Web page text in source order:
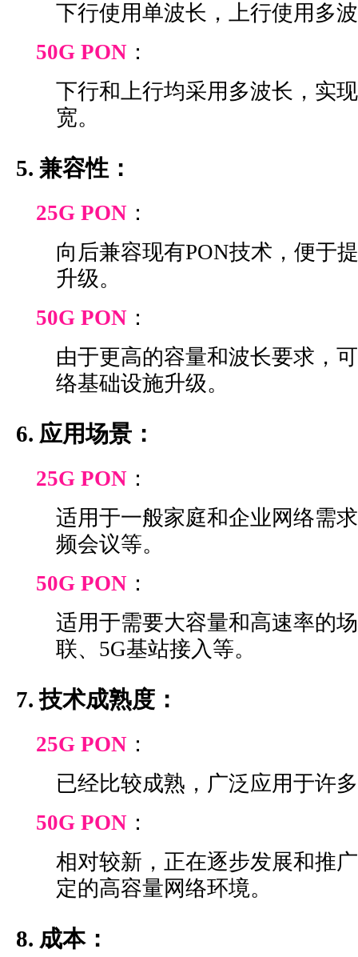
下行使用单波长，上行使用多
50G PON ：
下行和上行均采用多波长，实
宽。
5. 兼容性：
25G PON ：
向后兼容现有PON技术，便于
升级。
50G PON ：
由于更高的容量和波长要求，
络基础设施升级。
6. 应用场景：
25G PON ：
适用于一般家庭和企业网络需
频会议等。
50G PON ：
适用于需要大容量和高速率的
联、5G基站接入等。
7. 技术成熟度：
25G PON ：
已经比较成熟，广泛应用于许
50G PON ：
相对较新，正在逐步发展和推
定的高容量网络环境。
8. 成本：